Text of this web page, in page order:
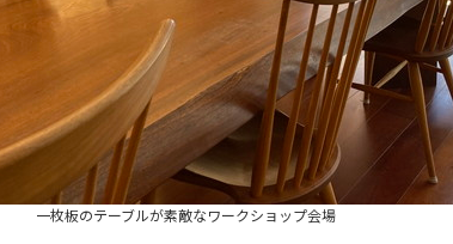
一枚板のテーブルが素敵なワークショップ会場